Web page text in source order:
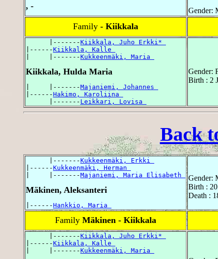
, - Gender:
Family - Kiikkala
      |-------
Kiikkala, Juho Erkki*
|------Kiikkala, Kalle
|     |-------Kukkeenmäki, Maria
Kiikkala, Hulda Maria
|     |-------Majaniemi, Johannes
|------Hakimo, Karoliina
      |-------
Leikkari, Lovisa
Gender:
Birth : 2
Back
      |-------
Kukkeenmäki, Erkki
|------Kukkeenmäki, Herman
|     |-------Majaniemi, Maria Elisabeth
Mäkinen, Aleksanteri
|------Hankkio, Maria
Gender:
Birth :
Death :
Family Mäkinen - Kiikkala
      |-------
Kiikkala, Juho Erkki*
|------Kiikkala, Kalle
|     |-------Kukkeenmäki, Maria